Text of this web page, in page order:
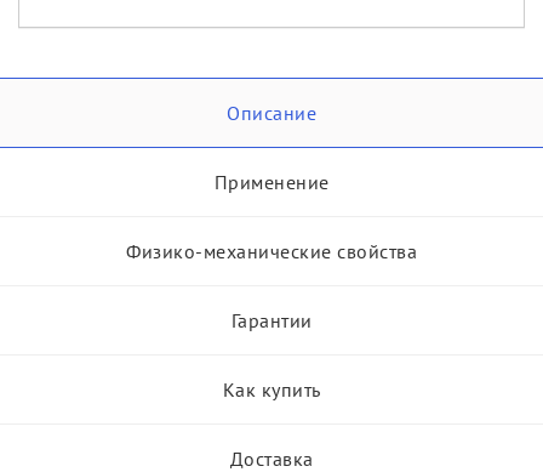
Описание
Применение
Физико-механические свойства
Гарантии
Как купить
Доставка